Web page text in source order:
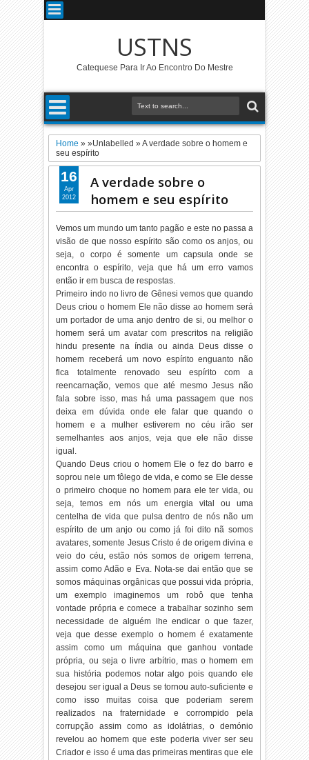
USTNS
Catequese Para Ir Ao Encontro Do Mestre
Home » »Unlabelled »A verdade sobre o homem e
seu espírito
A verdade sobre o
homem e seu espírito
Vemos um mundo um tanto pagão e este no passa a
visão de que nosso espírito são como os anjos, ou
seja, o corpo é somente um capsula onde se
encontra o espírito, veja que há um erro vamos
então ir em busca de respostas.
Primeiro indo no livro de Gênesi vemos que quando
Deus criou o homem Ele não disse ao homem será
um portador de uma anjo dentro de si, ou melhor o
homem será um avatar com prescritos na religião
hindu presente na índia ou ainda Deus disse o
homem receberá um novo espírito enguanto não
fica totalmente renovado seu espírito com a
reencarnação, vemos que até mesmo Jesus não
fala sobre isso, mas há uma passagem que nos
deixa em dúvida onde ele falar que quando o
homem e a mulher estiverem no céu irão ser
semelhantes aos anjos, veja que ele não disse
igual.
Quando Deus criou o homem Ele o fez do barro e
soprou nele um fôlego de vida, e como se Ele desse
o primeiro choque no homem para ele ter vida, ou
seja, temos em nós um energia vital ou uma
centelha de vida que pulsa dentro de nós não um
espírito de um anjo ou como já foi dito nã somos
avatares, somente Jesus Cristo é de origem divina e
veio do céu, estão nós somos de origem terrena,
assim como Adão e Eva. Nota-se dai então que se
somos máquinas orgânicas que possui vida própria,
um exemplo imaginemos um robô que tenha
vontade própria e comece a trabalhar sozinho sem
necessidade de alguém lhe endicar o que fazer,
veja que desse exemplo o homem é exatamente
assim como um máquina que ganhou vontade
própria, ou seja o livre arbítrio, mas o homem em
sua história podemos notar algo pois quando ele
desejou ser igual a Deus se tornou auto-suficiente e
como isso muitas coisa que poderiam serem
realizados na fraternidade e corrompido pela
corrupção assim como as idolátrias, o demónio
revelou ao homem que este poderia viver ser seu
Criador e isso é uma das primeiras mentiras que ele
16
Apr
2012